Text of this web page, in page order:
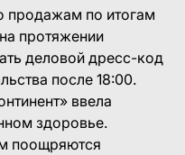
продажам по итогам
протяжении
деловой дресс-код
после 18:00.
ввела
здоровье.
поощряются